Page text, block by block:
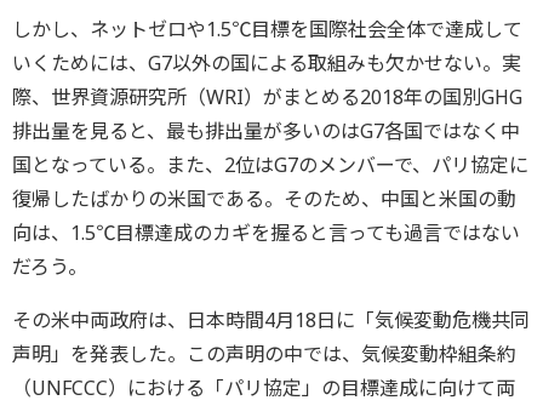
しかし、ネットゼロや1.5℃目標を国際社会全体で達成して
いくためには、G7以外の国による取組みも欠かせない。実
際、世界資源研究所（WRI）がまとめる2018年の国別GHG
排出量を見ると、最も排出量が多いのはG7各国ではなく中
国となっている。また、2位はG7のメンバーで、パリ協定に
復帰したばかりの米国である。そのため、中国と米国の動
向は、1.5℃目標達成のカギを握ると言っても過言ではない
だろう。
その米中両政府は、日本時間4月18日に「気候変動危機共同
声明」を発表した。この声明の中では、気候変動枠組条約
（UNFCCC）における「パリ協定」の目標達成に向けて両